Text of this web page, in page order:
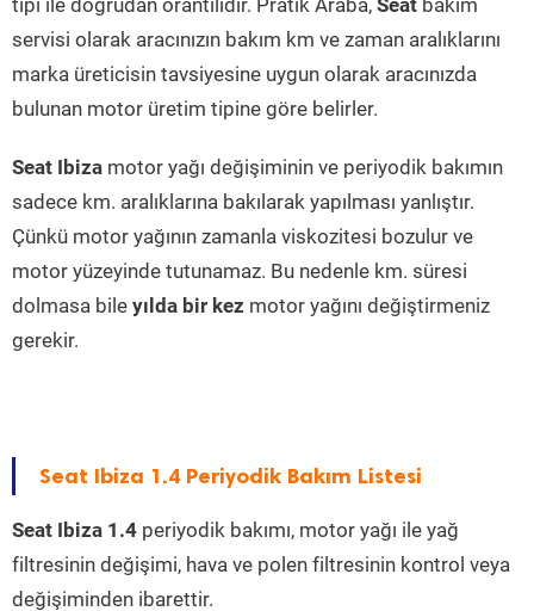
tipi ile doğrudan orantılıdır. Pratik Araba, Seat bakım
servisi olarak aracınızın bakım km ve zaman aralıklarını
marka üreticisin tavsiyesine uygun olarak aracınızda
bulunan motor üretim tipine göre belirler.
Seat Ibiza motor yağı değişiminin ve periyodik bakımın
sadece km. aralıklarına bakılarak yapılması yanlıştır.
Çünkü motor yağının zamanla viskozitesi bozulur ve
motor yüzeyinde tutunamaz. Bu nedenle km. süresi
dolmasa bile yılda bir kez motor yağını değiştirmeniz
gerekir.
Seat Ibiza 1.4 Periyodik Bakım Listesi
Seat Ibiza 1.4 periyodik bakımı, motor yağı ile yağ
filtresinin değişimi, hava ve polen filtresinin kontrol veya
değişiminden ibarettir.